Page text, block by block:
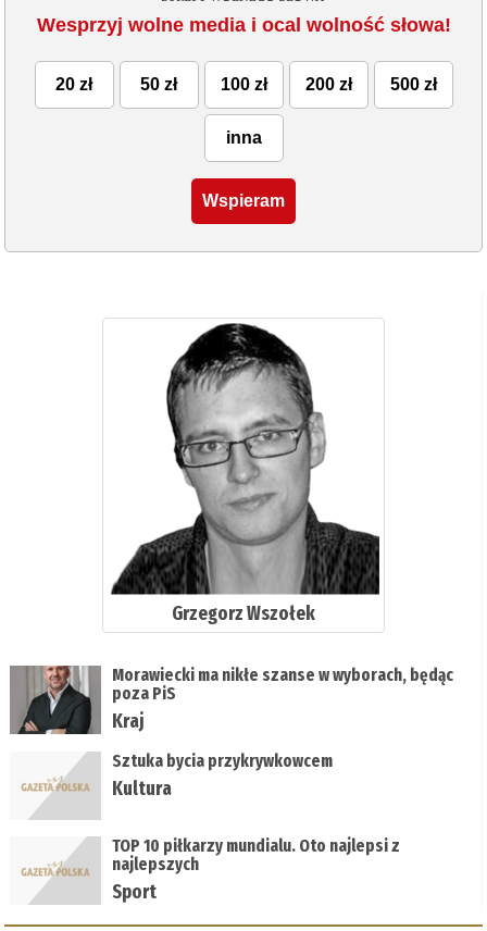
Wesprzyj wolne media i ocal wolność słowa!
20 zł 50 zł 100 zł 200 zł 500 zł
inna
Wspieram
Grzegorz Wszołek
Morawiecki ma nikłe szanse w wyborach, będąc
poza PiS
Kraj
Sztuka bycia przykrywkowcem
Kultura
TOP 10 piłkarzy mundialu. Oto najlepsi z
najlepszych
Sport